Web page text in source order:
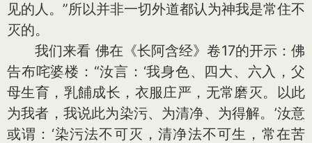
见的人。”所以并非一切外道都认为神我是常住不
灭的。
我们来看 佛在《长阿含经》卷17的开示：佛
告布咤婆楼：“汝言：‘我身色、四大、六入，父
母生育，乳餔成长，衣服庄严，无常磨灭。以此
为我者，我说此为染污、为清净、为得解。’汝意
或谓：‘染污法不可灭，清净法不可生，常在苦